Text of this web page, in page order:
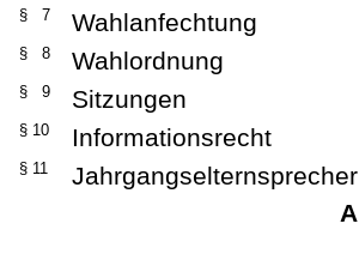
§ 7 Wahlanfechtung
§ 8 Wahlordnung
§ 9 Sitzungen
§ 10 Informationsrecht
§ 11